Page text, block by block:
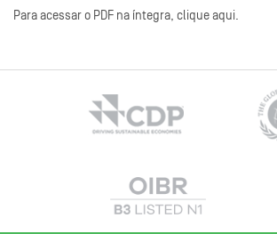
Para acessar o PDF na íntegra, clique aqui.